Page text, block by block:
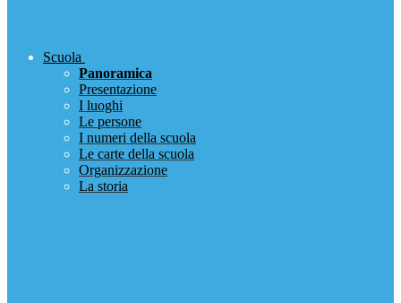
Scuola
Panoramica
Presentazione
I luoghi
Le persone
I numeri della scuola
Le carte della scuola
Organizzazione
La storia